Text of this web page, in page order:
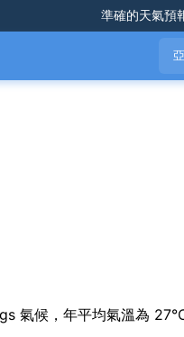
準確的天氣預
候，年平均氣溫為